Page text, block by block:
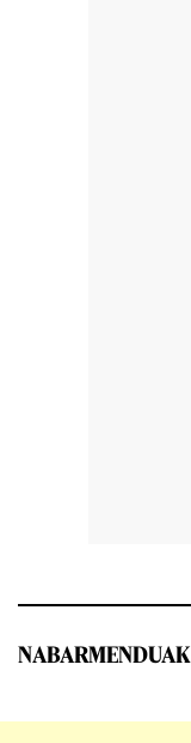
NABARMENDUAK